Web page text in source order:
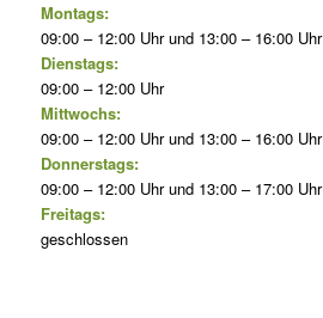
Montags:
09:00 – 12:00 Uhr und 13:00 – 16:00 Uhr
Dienstags:
09:00 – 12:00 Uhr
Mittwochs:
09:00 – 12:00 Uhr und 13:00 – 16:00 Uhr
Donnerstags:
09:00 – 12:00 Uhr und 13:00 – 17:00 Uhr
Freitags:
geschlossen